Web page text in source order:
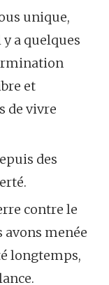
unique,
a quelques
et
de vivre
des
contre le
menée
longtemps,